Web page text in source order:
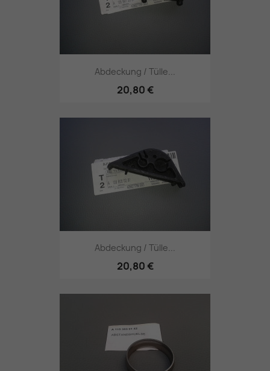
Abdeckung / Tülle...
20,80 €
Abdeckung / Tülle...
20,80 €